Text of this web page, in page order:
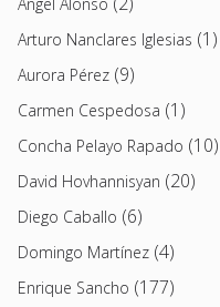
Arturo Nanclares Iglesias (1)
Aurora Pérez (9)
Carmen Cespedosa (1)
Concha Pelayo Rapado (10)
David Hovhannisyan (20)
Diego Caballo (6)
Domingo Martínez (4)
Enrique Sancho (177)